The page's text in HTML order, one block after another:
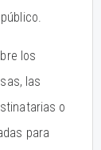
los
las
o
para